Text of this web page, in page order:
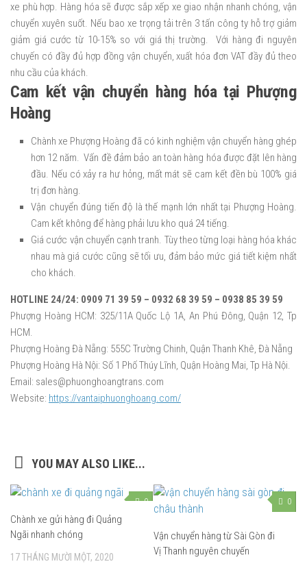
xe phù hợp. Hàng hóa sẽ được sắp xếp xe giao nhận nhanh chóng, vận
chuyển xuyên suốt. Nếu bao xe trọng tải trên 3 tấn công ty hỗ trợ giảm
giảm giá cước từ 10-15% so với giá thị trường. Với hàng đi nguyên
chuyến có đầy đủ hợp đồng vận chuyển, xuất hóa đơn VAT đầy đủ theo
nhu cầu của khách.
Cam kết vận chuyển hàng hóa tại Phượng
Hoàng
Chành xe Phượng Hoàng đã có kinh nghiệm vận chuyển hàng ghép
hơn 12 năm. Vấn đề đảm bảo an toàn hàng hóa được đặt lên hàng
đầu. Nếu có xảy ra hư hỏng, mất mát sẽ cam kết đền bù 100% giá
trị đơn hàng.
Vận chuyển đúng tiến độ là thế mạnh lớn nhất tại Phượng Hoàng.
Cam kết không để hàng phải lưu kho quá 24 tiếng.
Giá cước vận chuyển cạnh tranh. Tùy theo từng loại hàng hóa khác
nhau mà giá cước cũng sẽ tối ưu, đảm bảo mức giá tiết kiệm nhất
cho khách.
HOTLINE 24/24: 0909 71 39 59 – 0932 68 39 59 – 0938 85 39 59
Phượng Hoàng HCM: 325/11A Quốc Lộ 1A, An Phú Đông, Quận 12, Tp
HCM.
Phượng Hoàng Đà Nẵng: 555C Trường Chinh, Quận Thanh Khê, Đà Nẵng
Phượng Hoàng Hà Nội: Số 1 Phố Thúy Lĩnh, Quận Hoàng Mai, Tp Hà Nội.
Email: sales@phuonghoangtrans.com
Website: https://vantaiphuonghoang.com/
YOU MAY ALSO LIKE...
0
Chành xe gửi hàng đi Quảng
Ngãi nhanh chóng
17 THÁNG MƯỜI MỘT, 2020
0
Vận chuyển hàng từ Sài Gòn đi
Vị Thanh nguyên chuyến